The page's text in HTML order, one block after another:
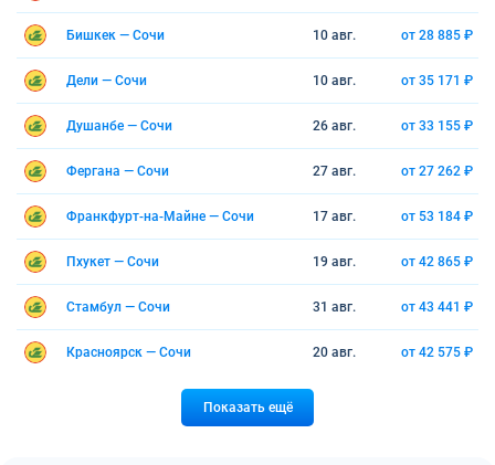
Бишкек — Сочи 10 авг. от 28 885 ₽
Дели — Сочи 10 авг. от 35 171 ₽
Душанбе — Сочи 26 авг. от 33 155 ₽
Фергана — Сочи 27 авг. от 27 262 ₽
Франкфурт-на-Майне — Сочи 17 авг. от 53 184 ₽
Пхукет — Сочи 19 авг. от 42 865 ₽
Стамбул — Сочи 31 авг. от 43 441 ₽
Красноярск — Сочи 20 авг. от 42 575 ₽
Показать ещё